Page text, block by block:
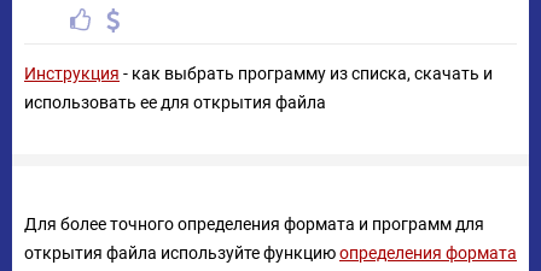
Инструкция - как выбрать программу из списка, скачать и
использовать ее для открытия файла
Для более точного определения формата и программ для
открытия файла используйте функциюопределения формата